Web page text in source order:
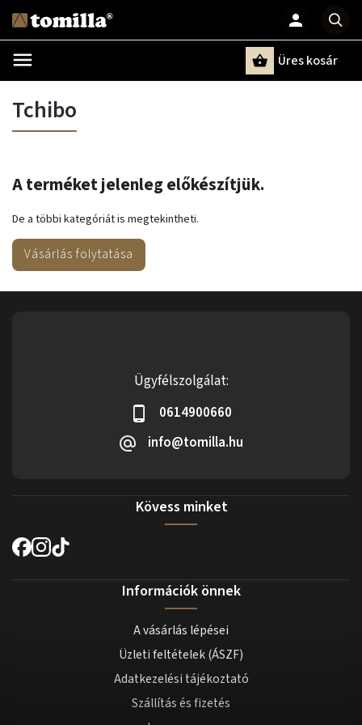
Üres kosár
Tchibo
A terméket jelenleg előkészítjük.
De a többi kategóriát is megtekintheti.
Vásárlás folytatása
Ügyfélszolgálat:
0614900660
info@tomilla.hu
Kövess minket
Információk önnek
A vásárlás lépései
Üzleti feltételek (ÁSZF)
Adatkezelési tájékoztató
Szállítás és fizetés